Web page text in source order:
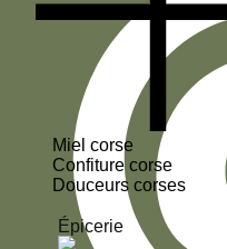
Miel corse
Confiture corse
Douceurs corses
Épicerie